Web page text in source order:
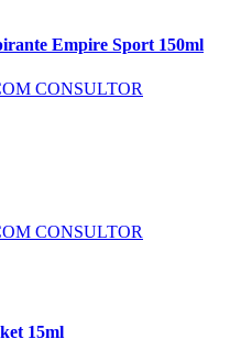
Empire Sport 150ml
CONSULTOR
CONSULTOR
15ml